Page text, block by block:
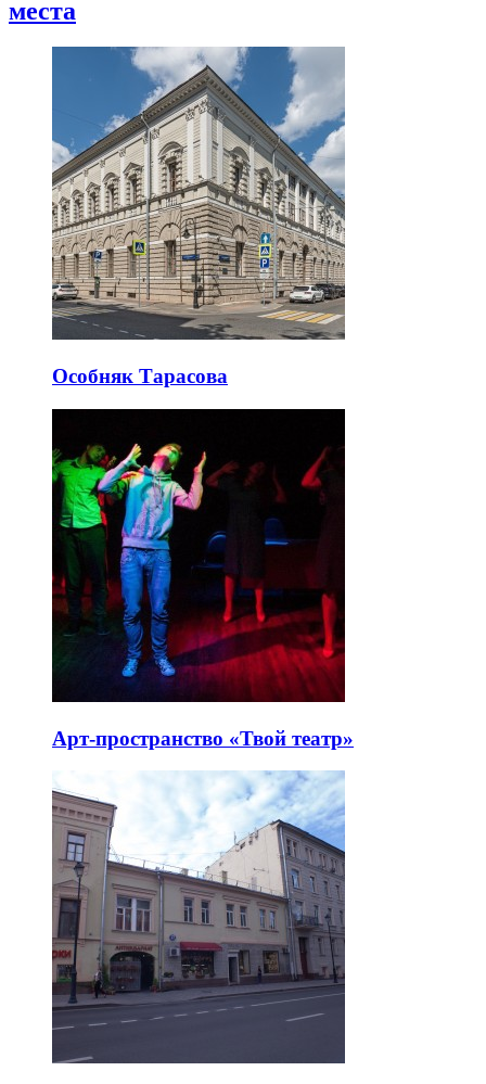
места
Особняк Тарасова
Арт-пространство «Твой театр»